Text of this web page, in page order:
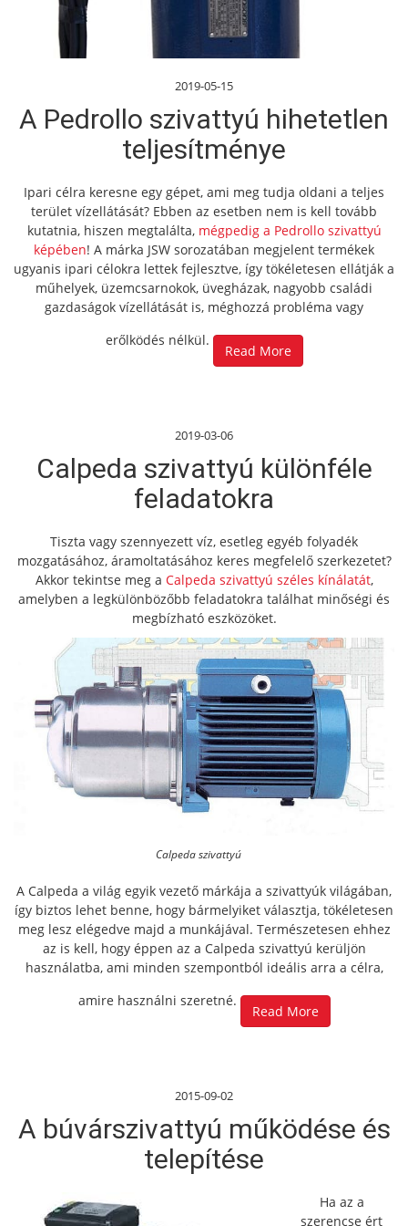
2019-05-15
A Pedrollo szivattyú hihetetlen
teljesítménye
Ipari célra keresne egy gépet, ami meg tudja oldani a teljes
terület vízellátását? Ebben az esetben nem is kell tovább
kutatnia, hiszen megtalálta, mégpedig a Pedrollo szivattyú
képében! A márka JSW sorozatában megjelent termékek
ugyanis ipari célokra lettek fejlesztve, így tökéletesen ellátják a
műhelyek, üzemcsarnokok, üvegházak, nagyobb családi
gazdaságok vízellátását is, méghozzá probléma vagy
erőlködés nélkül.
Read More
2019-03-06
Calpeda szivattyú különféle
feladatokra
Tiszta vagy szennyezett víz, esetleg egyéb folyadék
mozgatásához, áramoltatásához keres megfelelő szerkezetet?
Akkor tekintse meg a Calpeda szivattyú széles kínálatát,
amelyben a legkülönbözőbb feladatokra találhat minőségi és
megbízható eszközöket.
Calpeda szivattyú
A Calpeda a világ egyik vezető márkája a szivattyúk világában,
így biztos lehet benne, hogy bármelyiket választja, tökéletesen
meg lesz elégedve majd a munkájával. Természetesen ehhez
az is kell, hogy éppen az a Calpeda szivattyú kerüljön
használatba, ami minden szempontból ideális arra a célra,
amire használni szeretné.
Read More
2015-09-02
A búvárszivattyú működése és
telepítése
Ha az a
szerencse ért